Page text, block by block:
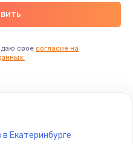
даю свое согласие на
Екатеринбурге